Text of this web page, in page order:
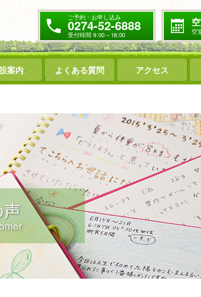
ご予約・お申し込み
0274-52-6888
受付時間 9:00～18:00 空
案内 よくある質問 アクセス